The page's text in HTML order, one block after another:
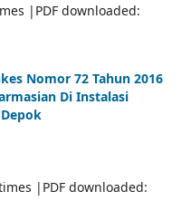
|PDF downloaded:
Nomor 72 Tahun 2016
Di Instalasi
|PDF downloaded: